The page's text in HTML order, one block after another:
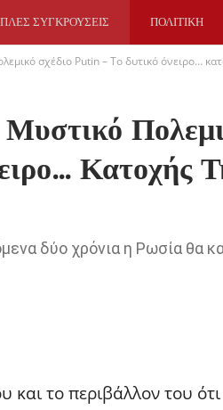
ΣΥΓΚΡΟΥΣΕΙΣ ΠΟΛΙΤΙΚΗ
σχέδιο Putin – Το δυτικό όνειρο…
Κατοχής
δύο χρόνια η Ρωσία θα
και το περιβάλλον του ότι